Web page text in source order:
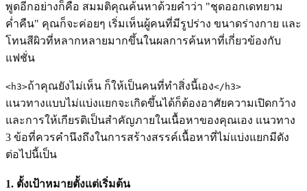
พูดอีกอย่างก็คือ สมมติคุณค้นหาด้วยคำว่า "ชุดออกเดทยาม
ค่ำคืน" คุณก็จะค่อยๆ เริ่มเห็นผู้คนที่มีรูปร่าง ขนาดร่างกาย และ
โทนสีผิวที่หลากหลายมากขึ้นในผลการค้นหาที่เกี่ยวข้องกับ
แฟชั่น
<h3>ถ้าคุณยังไม่เห็น ก็ให้เป็นคนที่ทำสิ่งนี้เอง</h3>
แนวทางแบบไม่แบ่งแยกจะเกิดขึ้นได้ก็ต้องอาศัยความเปิดกว้าง
และการให้เกียรติเป็นสำคัญภายในเนื้อหาของคุณเอง แนวทาง
3 ข้อที่ควรคำนึงถึงในการสร้างสรรค์เนื้อหาที่ไม่แบ่งแยกมีดัง
ต่อไปนี้เป็น
1. ตั้งเป้าหมายตั้งแต่เริ่มต้น